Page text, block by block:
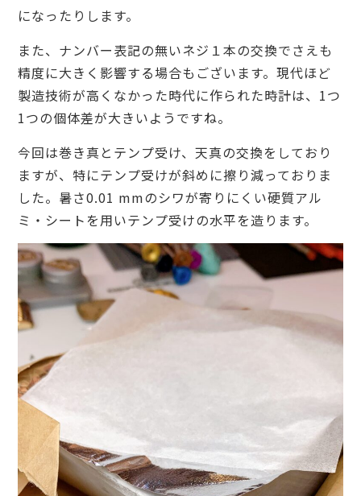
になったりします。
また、ナンバー表記の無いネジ１本の交換でさえも
精度に大きく影響する場合もございます。現代ほど
製造技術が高くなかった時代に作られた時計は、1つ
1つの個体差が大きいようですね。
今回は巻き真とテンプ受け、天真の交換をしており
ますが、特にテンプ受けが斜めに擦り減っておりま
した。暑さ0.01 mmのシワが寄りにくい硬質アル
ミ・シートを用いテンプ受けの水平を造ります。